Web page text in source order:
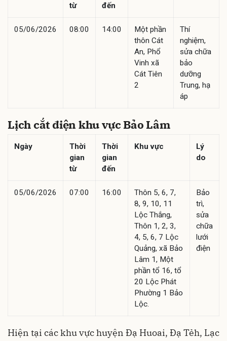
từ
đến
05/06/2026 08:00 14:00
Một phần
thôn Cát
An, Phổ
Vinh xã
Cát Tiên
2
Thí
nghiệm,
sửa chữa
bảo
dưỡng
Trung, hạ
áp
Lịch cắt điện khu vực Bảo Lâm
Ngày
Thời
gian
từ
Thời
gian
đến
Khu vực
Lý
do
05/06/2026 07:00 16:00
Thôn 5, 6, 7,
8, 9, 10, 11
Lộc Thắng,
Thôn 1, 2, 3,
4, 5, 6, 7 Lộc
Quảng, xã Bảo
Lâm 1, Một
phần tổ 16, tổ
20 Lộc Phát
Phường 1 Bảo
Lộc.
Bảo
trì,
sửa
chữa
lưới
điện
Hiện tại các khu vực huyện Đạ Huoai, Đạ Tẻh, Lạc